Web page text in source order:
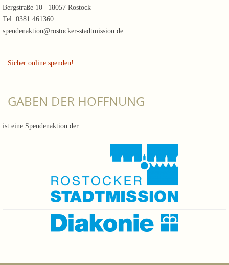
Bergstraße 10 | 18057 Rostock
Tel. 0381 461360
spendenaktion@rostocker-stadtmission.de
Sicher online spenden!
GABEN DER HOFFNUNG
ist eine Spendenaktion der...